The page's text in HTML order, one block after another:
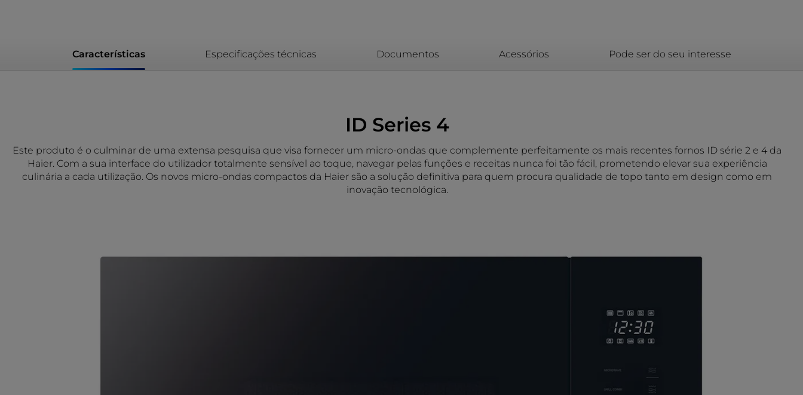
Características Especificações técnicas Documentos Acessórios Pode ser do seu interesse
ID Series 4
Este produto é o culminar de uma extensa pesquisa que visa fornecer um micro-ondas que complemente perfeitamente os mais recentes fornos ID série 2 e 4 da
Haier. Com a sua interface do utilizador totalmente sensível ao toque, navegar pelas funções e receitas nunca foi tão fácil, prometendo elevar sua experiência
culinária a cada utilização. Os novos micro-ondas compactos da Haier são a solução definitiva para quem procura qualidade de topo tanto em design como em
inovação tecnológica.